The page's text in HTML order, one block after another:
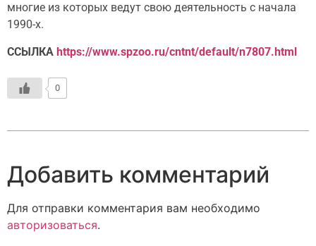
многие из которых ведут свою деятельность с начала
1990-х.
ССЫЛКА https://www.spzoo.ru/cntnt/default/n7807.html
0
Добавить комментарий
Для отправки комментария вам необходимо
авторизоваться.